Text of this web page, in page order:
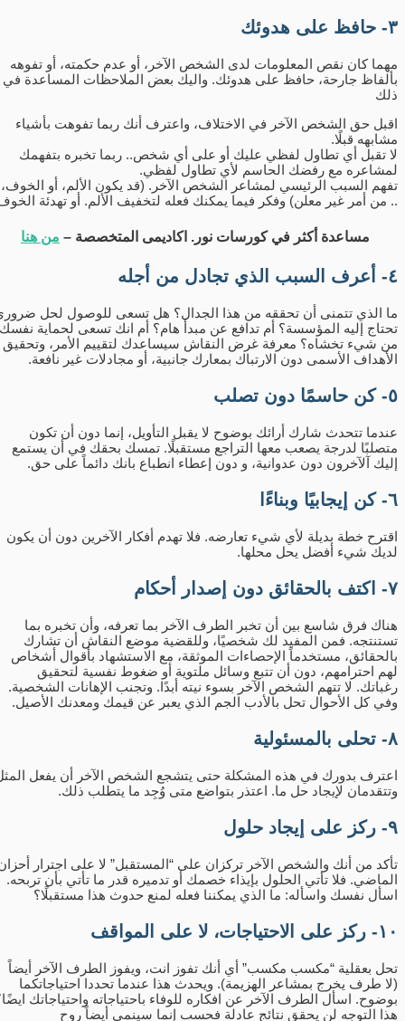
٣- حافظ على هدوئك
مهما كان نقص المعلومات لدى الشخص الآخر، أو عدم حكمته، أو تفوهه
بألفاظ جارحة، حافظ على هدوئك. واليك بعض الملاحظات المساعدة في
ذلك
اقبل حق الشخص الآخر في الاختلاف، واعترف أنك ربما تفوهت بأشياء
مشابهه قبلًا.
لا تقبل أي تطاول لفظي عليك أو على أي شخص.. ربما تخبره بتفهمك
لمشاعره مع رفضك الحاسم لأي تطاول لفظي.
تفهم السبب الرئيسي لمشاعر الشخص الآخر. (قد يكون الألم، أو الخوف،
.. من أمر غير معلن) وفكر فيما يمكنك فعله لتخفيف الألم. أو تهدئة الخوف.
مساعدة أكثر في كورسات نور. اكاديمى المتخصصة –من هنا
٤- أعرف السبب الذي تجادل من أجله
ما الذي تتمنى أن تحققه من هذا الجدال؟ هل تسعى للوصول لحل ضروري
تحتاج إليه المؤسسة؟ أم تدافع عن مبدأ هام؟ أم انك تسعى لحماية نفسك
من شيء تخشاه؟ معرفة غرض النقاش سيساعدك لتقييم الأمر، وتحقيق
الأهداف الأسمى دون الارتباك بمعارك جانبية، أو مجادلات غير نافعة.
٥- كن حاسمًا دون تصلب
عندما تتحدث شارك أرائك بوضوح لا يقبل التأويل، إنما دون أن تكون
متصلبًا لدرجة يصعب معها التراجع مستقبلًا. تمسك بحقك في أن يستمع
إليك آلآخرون دون عدوانية، و دون إعطاء انطباع بانك دائماً على حق.
٦- كن إيجابيًا وبناءًا
اقترح خطة بديلة لأي شيء تعارضه. فلا تهدم أفكار الآخرين دون أن يكون
لديك شيء أفضل يحل محلها.
٧- اكتف بالحقائق دون إصدار أحكام
هناك فرق شاسع بين أن تخبر الطرف الآخر بما تعرفه، وأن تخبره بما
تستنتجه. فمن المفيد لك شخصيًا، وللقضية موضع النقاش أن تشارك
بالحقائق، مستخدماً الإحصاءات الموثقة، مع الاستشهاد بأقوال أشخاص
لهم احترامهم، دون أن تتبع وسائل ملتوية أو ضغوط نفسية لتحقيق
رغباتك. لا تتهم الشخص الآخر بسوء نيته أبدًا. وتجنب الإهانات الشخصية.
وفي كل الأحوال تحل بالأدب الجم الذي يعبر عن قيمك ومعدنك الأصيل.
٨- تحلى بالمسئولية
اعترف بدورك في هذه المشكلة حتى يتشجع الشخص الآخر أن يفعل المثل
وتتقدمان لإيجاد حل ما. اعتذر بتواضع متى وُجِد ما يتطلب ذلك.
٩- ركز على إيجاد حلول
تأكد من أنك والشخص الآخر تركزان على “المستقبل” لا على اجترار أحزان
الماضي. فلا تأتي الحلول بإيذاء خصمك أو تدميره قدر ما تأتي بأن تربحه.
اسأل نفسك واسأله: ما الذي يمكننا فعله لمنع حدوث هذا مستقبلًا؟
١٠- ركز على الاحتياجات، لا على المواقف
تحل بعقلية “مكسب مكسب” أي أنك تفوز انت، ويفوز الطرف الآخر أيضاً
(لا طرف يخرج بمشاعر الهزيمة). ويحدث هذا عندما تحددا احتياجاتكما
بوضوح. اسأل الطرف الآخر عن افكاره للوفاء باحتياجاته واحتياجاتك ايضًا؟
هذا التوجه لن يحقق نتائج عادلة فحسب إنما سينمي أيضاً روح